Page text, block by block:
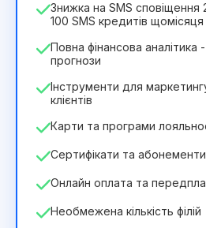
Знижка на SMS сповіщення
100 SMS кредитів
Повна фінансова аналітика
прогнози
Інструменти для
клієнтів
Карти та програми
Сертифікати та абонементи
Онлайн оплата та
Необмежена кількість філій